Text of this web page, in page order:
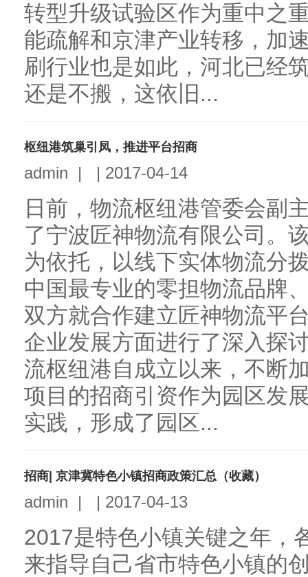
转型升级试验区作为重中之
能疏解和京津产业转移，加
刷行业也是如此，河北已经
还是不搬，这依旧...
枢纽港筑巢引凤，推进平台招商
admin | | 2017-04-14
日前，物流枢纽港管委会副
了宁波匠神物流有限公司。
为依托，以线下实体物流分
中国最专业的零担物流品牌
双方就合作建立匠神物流平
企业发展方面进行了深入探
流枢纽港自成立以来，不断
项目的招商引资作为园区发
实践，形成了园区...
招商| 京津冀特色小镇招商政策汇总（收藏）
admin | | 2017-04-13
2017是特色小镇关键之年，
来指导自己省市特色小镇的